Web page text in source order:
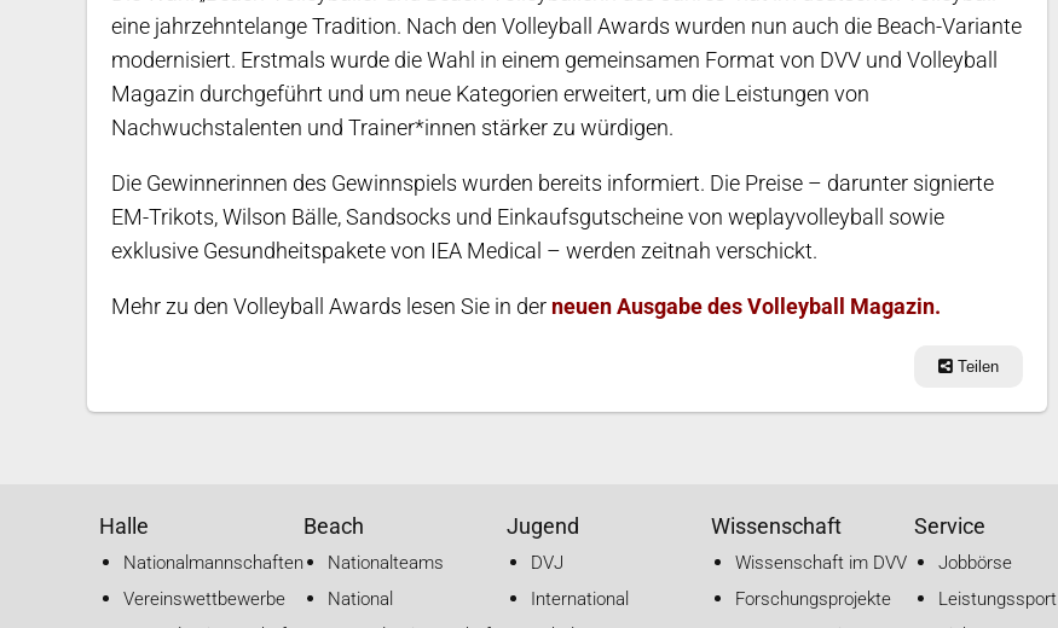
eine jahrzehntelange Tradition. Nach den Volleyball Awards wurden nun auch die Beach-Variante
modernisiert. Erstmals wurde die Wahl in einem gemeinsamen Format von DVV und Volleyball
Magazin durchgeführt und um neue Kategorien erweitert, um die Leistungen von
Nachwuchstalenten und Trainer*innen stärker zu würdigen.
Die Gewinnerinnen des Gewinnspiels wurden bereits informiert. Die Preise – darunter signierte
EM-Trikots, Wilson Bälle, Sandsocks und Einkaufsgutscheine von weplayvolleyball sowie
exklusive Gesundheitspakete von IEA Medical – werden zeitnah verschickt.
Mehr zu den Volleyball Awards lesen Sie in der neuen Ausgabe des Volleyball Magazin.
Teilen
Halle
Nationalmannschaften
Vereinswettbewerbe
Beach
Nationalteams
National
Jugend
DVJ
International
Wissenschaft
Wissenschaft im DVV
Forschungsprojekte
Service
Jobbörse
Leistungssport